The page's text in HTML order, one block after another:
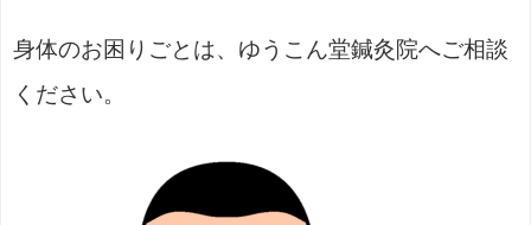
身体のお困りごとは、ゆうこん堂鍼灸院へご相談
ください。